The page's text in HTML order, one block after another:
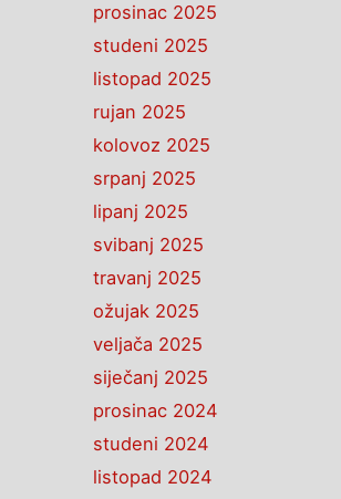
prosinac 2025
studeni 2025
listopad 2025
rujan 2025
kolovoz 2025
srpanj 2025
lipanj 2025
svibanj 2025
travanj 2025
ožujak 2025
veljača 2025
siječanj 2025
prosinac 2024
studeni 2024
listopad 2024